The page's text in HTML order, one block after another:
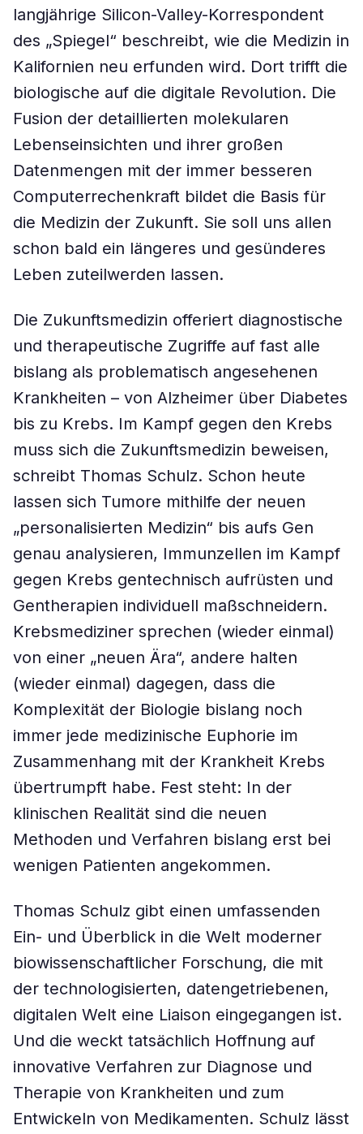
langjährige Silicon-Valley-Korrespondent
des „Spiegel“ beschreibt, wie die Medizin in
Kalifornien neu erfunden wird. Dort trifft die
biologische auf die digitale Revolution. Die
Fusion der detaillierten molekularen
Lebenseinsichten und ihrer großen
Datenmengen mit der immer besseren
Computerrechenkraft bildet die Basis für
die Medizin der Zukunft. Sie soll uns allen
schon bald ein längeres und gesünderes
Leben zuteilwerden lassen.
Die Zukunftsmedizin offeriert diagnostische
und therapeutische Zugriffe auf fast alle
bislang als problematisch angesehenen
Krankheiten – von Alzheimer über Diabetes
bis zu Krebs. Im Kampf gegen den Krebs
muss sich die Zukunftsmedizin beweisen,
schreibt Thomas Schulz. Schon heute
lassen sich Tumore mithilfe der neuen
„personalisierten Medizin“ bis aufs Gen
genau analysieren, Immunzellen im Kampf
gegen Krebs gentechnisch aufrüsten und
Gentherapien individuell maßschneidern.
Krebsmediziner sprechen (wieder einmal)
von einer „neuen Ära“, andere halten
(wieder einmal) dagegen, dass die
Komplexität der Biologie bislang noch
immer jede medizinische Euphorie im
Zusammenhang mit der Krankheit Krebs
übertrumpft habe. Fest steht: In der
klinischen Realität sind die neuen
Methoden und Verfahren bislang erst bei
wenigen Patienten angekommen.
Thomas Schulz gibt einen umfassenden
Ein- und Überblick in die Welt moderner
biowissenschaftlicher Forschung, die mit
der technologisierten, datengetriebenen,
digitalen Welt eine Liaison eingegangen ist.
Und die weckt tatsächlich Hoffnung auf
innovative Verfahren zur Diagnose und
Therapie von Krankheiten und zum
Entwickeln von Medikamenten. Schulz lässt